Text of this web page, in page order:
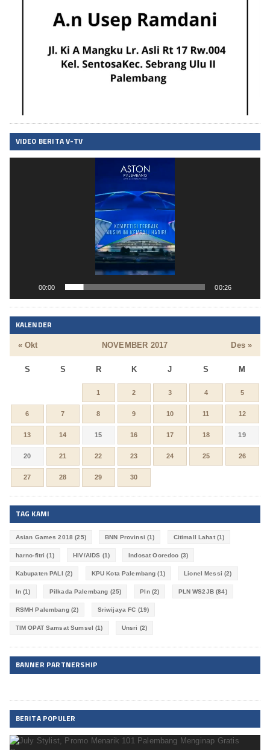
VIDEO BERITA V-TV
00:00 00:26
KALENDER
NOVEMBER 2017
S S R K J S M
« Okt Des »
1 2 3 4 5
6 7 8 9 10 11 12
13 14 15 16 17 18 19
20 21 22 23 24 25 26
27 28 29 30
TAG KAMI
Asian Games 2018 (25) BNN Provinsi (1) Citimall Lahat(1)
harno-fitri (1) HIV/AIDS (1) Indosat Ooredoo (3)
Kabupaten PALI (2) KPU Kota Palembang (1) Lionel Messi (2)
ln (1) Pilkada Palembang (25) Pln(2) PLN WS2JB(84)
RSMH Palembang(2) Sriwijaya FC (19)
TIM OPAT Samsat Sumsel (1) Unsri (2)
BANNER PARTNERSHIP
BERITA POPULER